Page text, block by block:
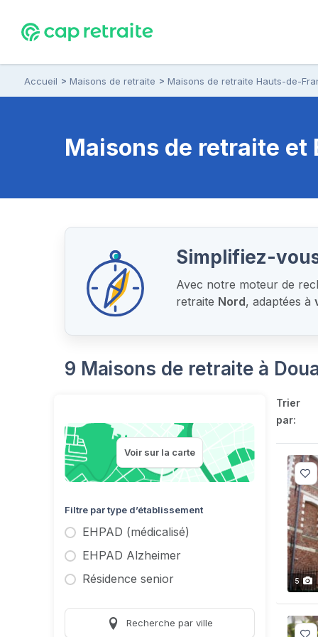
Accueil Maisons de retraite Maisons de retraite Hauts-de-
Maisons de retraite et
Simplifiez-
Avec notre moteur de
retraite Nord, adaptées à
9 Maisons de retraite à
Voir sur la carte
Filtre par type d’établissement
EHPAD (médicalisé)
EHPAD Alzheimer
Résidence senior
Recherche par ville
Trier
par:
5